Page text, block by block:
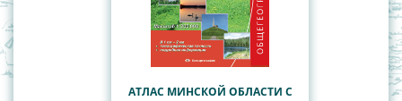
АТЛАС МИНСКОЙ ОБЛАСТИ С